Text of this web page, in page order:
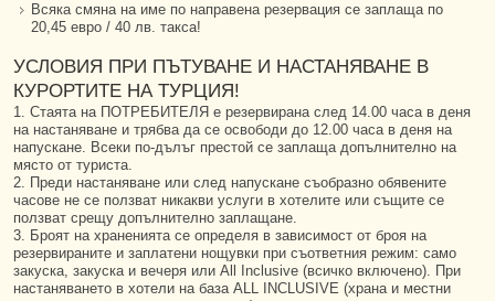
Всяка смяна на име по направена резервация се заплаща по
20,45 евро / 40 лв. такса!
УСЛОВИЯ ПРИ ПЪТУВАНЕ И НАСТАНЯВАНЕ В
КУРОРТИТЕ НА ТУРЦИЯ!
1. Стаята на ПОТРЕБИТЕЛЯ е резервирана след 14.00 часа в деня
на настаняване и трябва да се освободи до 12.00 часа в деня на
напускане. Всеки по-дълъг престой се заплаща допълнително на
място от туриста.
2. Преди настаняване или след напускане съобразно обявените
часове не се ползват никакви услуги в хотелите или същите се
ползват срещу допълнително заплащане.
3. Броят на храненията се определя в зависимост от броя на
резервираните и заплатени нощувки при съответния режим: само
закуска, закуска и вечеря или All Inclusive (всичко включено). При
настаняването в хотели на база ALL INCLUSIVE (храна и местни